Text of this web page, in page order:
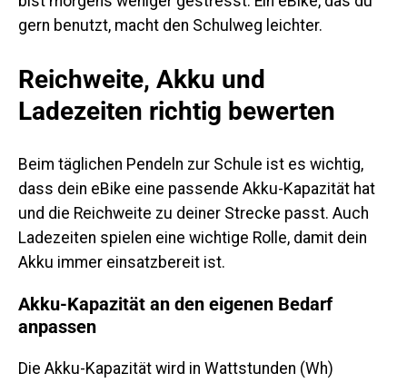
gern benutzt, macht den Schulweg leichter.
Reichweite, Akku und
Ladezeiten richtig bewerten
Beim täglichen Pendeln zur Schule ist es wichtig,
dass dein eBike eine passende Akku-Kapazität hat
und die Reichweite zu deiner Strecke passt. Auch
Ladezeiten spielen eine wichtige Rolle, damit dein
Akku immer einsatzbereit ist.
Akku-Kapazität an den eigenen Bedarf
anpassen
Die Akku-Kapazität wird in Wattstunden (Wh)